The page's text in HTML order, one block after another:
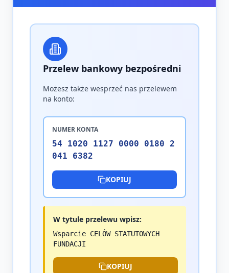
Przelew bankowy bezpośredni
Możesz także wesprzeć nas przelewem
na konto:
NUMER KONTA
54 1020 1127 0000 0180 2
041 6382
KOPIUJ
W tytule przelewu wpisz:
Wsparcie CELÓW STATUTOWYCH
FUNDACJI
KOPIUJ